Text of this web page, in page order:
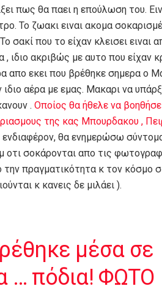
πως θα παει η επούλωση του.
Το ζωακι ειναι ακομα
σακί που το είχαν κλεισει ειναι
ιδιο ακριβώς με αυτο που είχαν
απο εκει που βρέθηκε σημερα ο
αέρα με εμας. Μακαρι να
. Οποίος θα ήθελε να
της κας Μπουρδακου ,
θα ενημερώσω
οτι σοκάρονται απο τις
πραγματικότητα κ τον κόσμο
κ κανεις δε μιλάει ).
μέσα σε
… πόδια! ΦΩΤΟ